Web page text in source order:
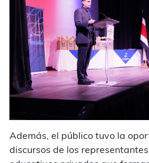
Además, el público tuvo la
discursos de los